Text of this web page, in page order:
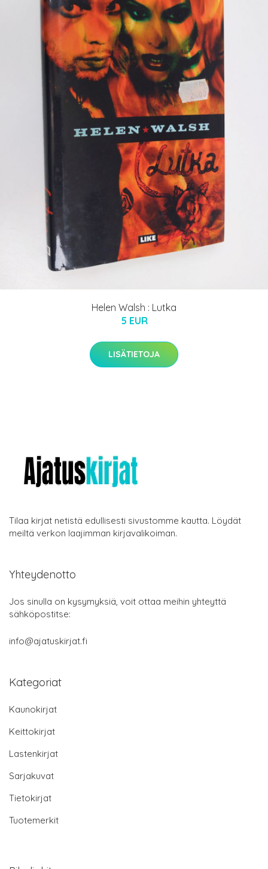
Helen Walsh : Lutka
5 EUR
LISÄTIETOJA
Tilaa kirjat netistä edullisesti sivustomme kautta. Löydät
meiltä verkon laajimman kirjavalikoiman.
Yhteydenotto
Jos sinulla on kysymyksiä, voit ottaa meihin yhteyttä
sähköpostitse:
info@ajatuskirjat.fi
Kategoriat
Kaunokirjat
Keittokirjat
Lastenkirjat
Sarjakuvat
Tietokirjat
Tuotemerkit